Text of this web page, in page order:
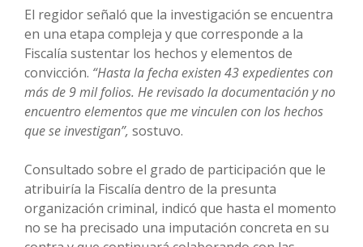
El regidor señaló que la investigación se encuentra
en una etapa compleja y que corresponde a la
Fiscalía sustentar los hechos y elementos de
convicción. “Hasta la fecha existen 43 expedientes con
más de 9 mil folios. He revisado la documentación y no
encuentro elementos que me vinculen con los hechos
que se investigan”, sostuvo.
Consultado sobre el grado de participación que le
atribuiría la Fiscalía dentro de la presunta
organización criminal, indicó que hasta el momento
no se ha precisado una imputación concreta en su